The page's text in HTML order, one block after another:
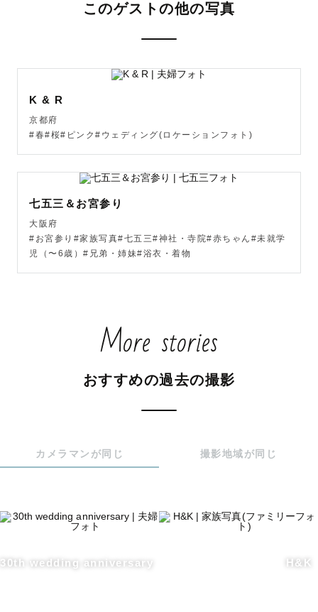
このゲストの他の写真
K & R
京都府
#春#桜#ピンク#ウェディング(ロケーションフォト)
七五三＆お宮参り
大阪府
#お宮参り#家族写真#七五三#神社・寺院#赤ちゃん#未就学
児（〜6歳）#兄弟・姉妹#浴衣・着物
More stories
おすすめの過去の撮影
カメラマンが同じ 撮影地域が同じ
30th wedding anniversary H&K